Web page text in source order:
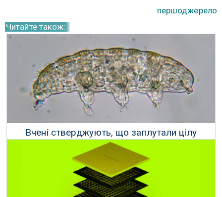
першоджерело
Читайте також:
Вчені стверджують, що заплутали цілу
тварину у квантовому стані
23 Грудня 2021 р.